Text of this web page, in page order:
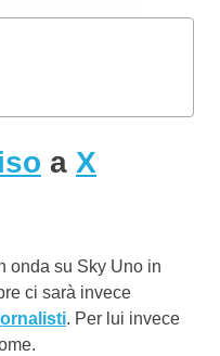
a X
onda su Sky Uno in
ci sarà invece
. Per lui invece